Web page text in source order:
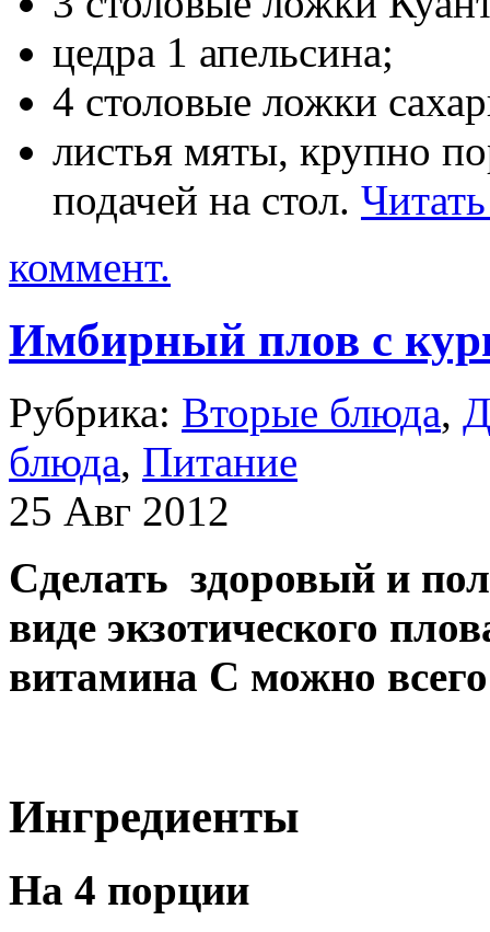
цедра 1 апельсина;
4 столовые ложки
листья мяты, крупно
подачей на стол.
коммент.
Имбирный плов с
Рубрика: Вторые блюда,
блюда, Питание
25 Авг 2012
Сделать здоровый и
виде экзотического
витамина С можно
Ингредиенты
На 4 порции